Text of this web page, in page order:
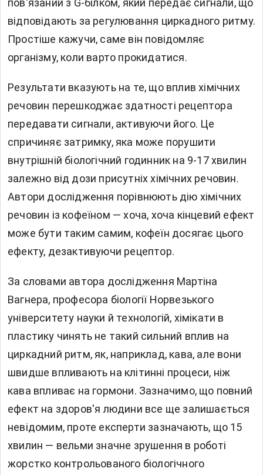
пов'язаний з G-білком, який передає сигнали, що
відповідають за регулювання циркадного ритму.
Простіше кажучи, саме він повідомляє
організму, коли варто прокидатися.
Результати вказують на те, що вплив хімічних
речовин перешкоджає здатності рецептора
передавати сигнали, активуючи його. Це
спричиняє затримку, яка може порушити
внутрішній біологічний годинник на 9-17 хвилин
залежно від дози присутніх хімічних речовин.
Автори дослідження порівнюють дію хімічних
речовин із кофеїном — хоча, хоча кінцевий ефект
може бути таким самим, кофеїн досягає цього
ефекту, дезактивуючи рецептор.
За словами автора дослідження Мартіна
Вагнера, професора біології Норвезького
університету науки й технологій, хімікати в
пластику чинять не такий сильний вплив на
циркадний ритм, як, наприклад, кава, але вони
швидше впливають на клітинні процеси, ніж
кава впливає на гормони. Зазначимо, що повний
ефект на здоров'я людини все ще залишається
невідомим, проте експерти зазначають, що 15
хвилин — вельми значне зрушення в роботі
жорстко контрольованого біологічного